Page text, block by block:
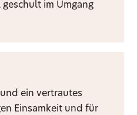
im Umgang
ein vertrautes
Einsamkeit und für